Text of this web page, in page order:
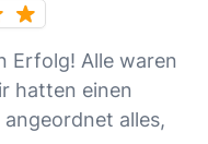
Erfolg! Alle waren
hatten einen
alles,